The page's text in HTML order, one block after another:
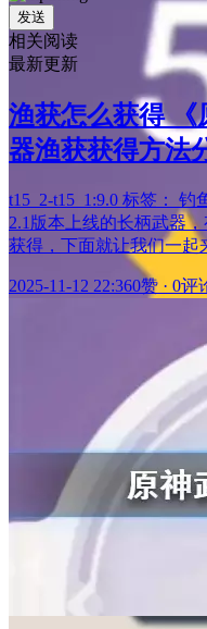
发送
相关阅读
最新更新
渔获怎么获得 《
器渔获获得方法
t15_2-t15_1:9.0 标签：
2.1版本上线的长柄武器
获得，下面就让我们一
2025-11-12 22:360赞 · 0评